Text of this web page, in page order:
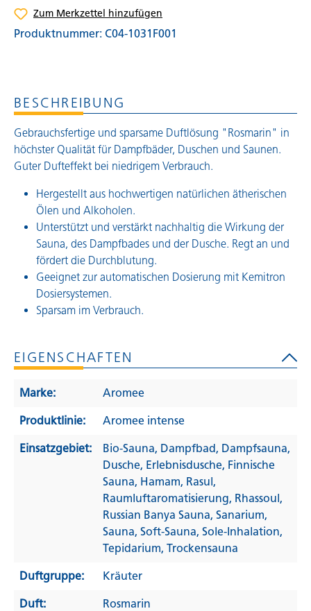
Zum Merkzettel hinzufügen
Produktnummer: C04-1031F001
BESCHREIBUNG
Gebrauchsfertige und sparsame Duftlösung "Rosmarin" in
höchster Qualität für Dampfbäder, Duschen und Saunen.
Guter Dufteffekt bei niedrigem Verbrauch.
Hergestellt aus hochwertigen natürlichen ätherischen
Ölen und Alkoholen.
Unterstützt und verstärkt nachhaltig die Wirkung der
Sauna, des Dampfbades und der Dusche. Regt an und
fördert die Durchblutung.
Geeignet zur automatischen Dosierung mit Kemitron
Dosiersystemen.
Sparsam im Verbrauch.
EIGENSCHAFTEN
Marke: Aromee
Produktlinie: Aromee intense
Einsatzgebiet: Bio-Sauna, Dampfbad, Dampfsauna,
Dusche, Erlebnisdusche, Finnische
Sauna, Hamam, Rasul,
Raumluftaromatisierung, Rhassoul,
Russian Banya Sauna, Sanarium,
Sauna, Soft-Sauna, Sole-Inhalation,
Tepidarium, Trockensauna
Duftgruppe: Kräuter
Duft: Rosmarin